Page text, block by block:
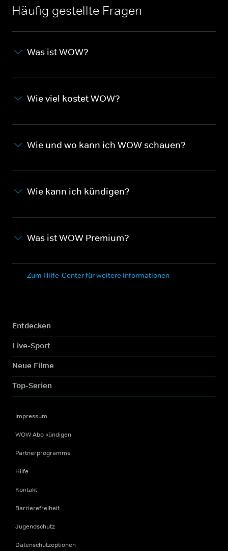
Häufig gestellte Fragen
Was ist WOW?
Wie viel kostet WOW?
Wie und wo kann ich WOW schauen?
Wie kann ich kündigen?
Was ist WOW Premium?
Zum Hilfe-Center für weitere Informationen
Entdecken
Live-Sport
Neue Filme
Top-Serien
Impressum
WOW Abo kündigen
Partnerprogramme
Hilfe
Kontakt
Barrierefreiheit
Jugendschutz
Datenschutzoptionen